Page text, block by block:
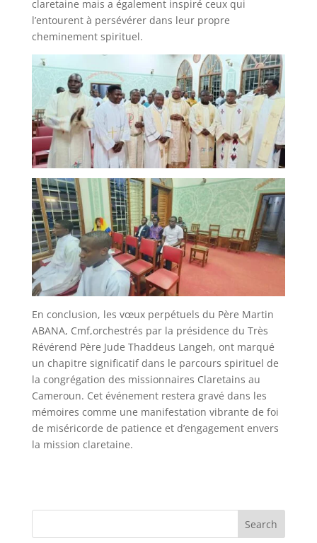
claretaine mais a également inspiré ceux qui
l’entourent à persévérer dans leur propre
cheminement spirituel.
En conclusion, les vœux perpétuels du Père Martin
ABANA, Cmf,orchestrés par la présidence du Très
Révérend Père Jude Thaddeus Langeh, ont marqué
un chapitre significatif dans le parcours spirituel de
la congrégation des missionnaires Claretains au
Cameroun. Cet événement restera gravé dans les
mémoires comme une manifestation vibrante de foi
de miséricorde de patience et d’engagement envers
la mission claretaine.
Search